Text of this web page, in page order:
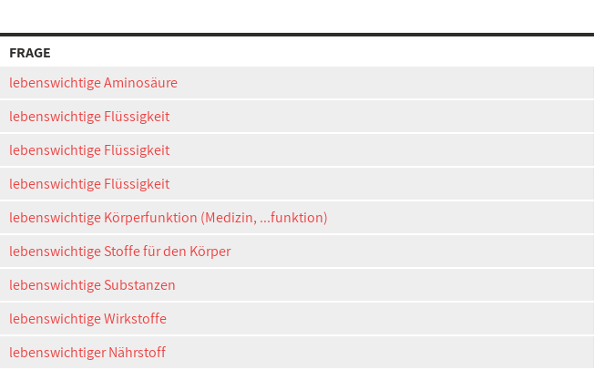
FRAGE
lebenswichtige Aminosäure
lebenswichtige Flüssigkeit
lebenswichtige Flüssigkeit
lebenswichtige Flüssigkeit
lebenswichtige Körperfunktion (Medizin, ...funktion)
lebenswichtige Stoffe für den Körper
lebenswichtige Substanzen
lebenswichtige Wirkstoffe
lebenswichtiger Nährstoff